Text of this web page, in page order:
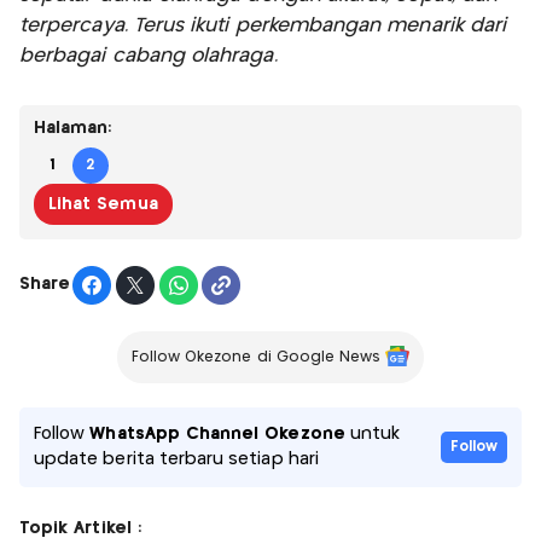
terpercaya. Terus ikuti perkembangan menarik dari
berbagai cabang olahraga.
Halaman:
1 2
Lihat Semua
Share
Follow Okezone di Google News
FollowWhatsApp Channel Okezone untuk
update berita terbaru setiap hari
Follow
Topik Artikel :